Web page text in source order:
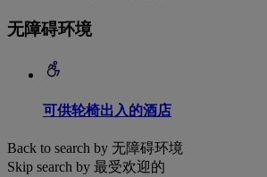
无障碍环境
可供轮椅出入的酒店
Back to search by 无障碍环境
Skip search by 最受欢迎的